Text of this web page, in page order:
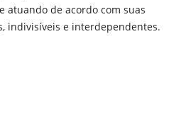
atuando de acordo com suas
indivisíveis e interdependentes.